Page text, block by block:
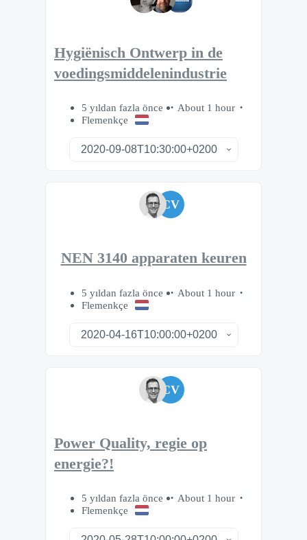
Hygiënisch Ontwerp in de
voedingsmiddelenindustrie
5 yıldan fazla önce
About 1 hour
Flemenkçe
CV
NEN 3140 apparaten keuren
5 yıldan fazla önce
About 1 hour
Flemenkçe
CV
Power Quality, regie op
energie?!
5 yıldan fazla önce
About 1 hour
Flemenkçe